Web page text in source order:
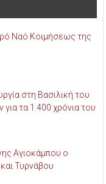
Ναό Κοιμήσεως της
στη Βασιλική του
τα 1.400 χρόνια του
Αγιοκάμπου ο
Τυρνάβου